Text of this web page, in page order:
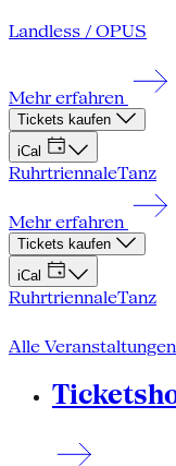
Landless / OPUS
Mehr erfahren
Tickets kaufen
iCal
RuhrtriennaleTanz
Mehr erfahren
Tickets kaufen
iCal
RuhrtriennaleTanz
Alle Veranstaltungen